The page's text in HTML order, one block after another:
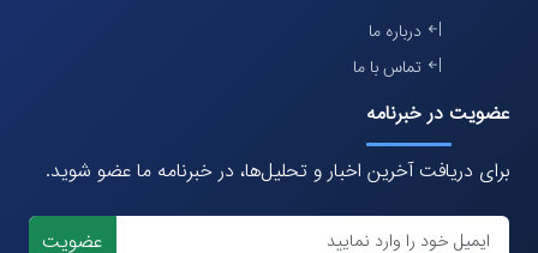
درباره ما
تماس با ما
عضویت در خبرنامه
برای دریافت آخرین اخبار و تحلیل‌ها، در خبرنامه ما عضو شوید.
عضویت